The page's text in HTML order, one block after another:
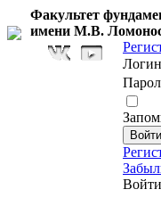
Факультет
имени М.В.
Войти